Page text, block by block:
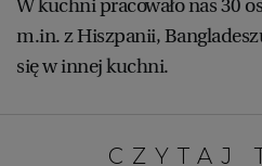
W kuchni pracowało nas 30
m.in. z Hiszpanii,
się w innej kuchni.
CZYTAJ